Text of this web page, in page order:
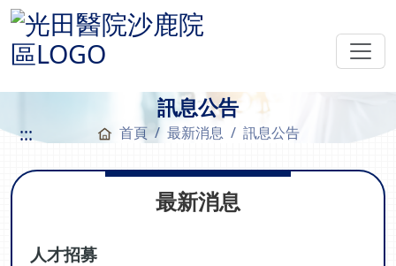
訊息公告
::: 首頁 最新消息 訊息公告
最新消息
人才招募